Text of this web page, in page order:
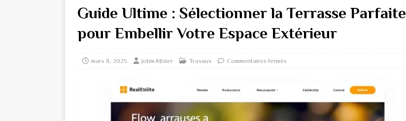
Guide Ultime : Sélectionner la Terrasse Parfaite
pour Embellir Votre Espace Extérieur
mars 8, 2025 Johm Mizier Travaux Commentaires fermés